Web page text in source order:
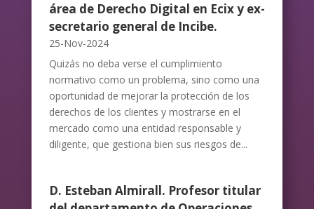
área de Derecho Digital en Ecix y ex-
secretario general de Incibe.
25-Nov-2024
Quizás no deba verse el cumplimiento
normativo como un problema, sino como una
oportunidad de mejorar la protección de los
derechos de los clientes y mostrarse en el
mercado como una entidad responsable y
diligente, que gestiona bien sus riesgos de...
D. Esteban Almirall. Profesor titular